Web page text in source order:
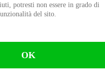
potresti non essere in grado di
del sito.
OK